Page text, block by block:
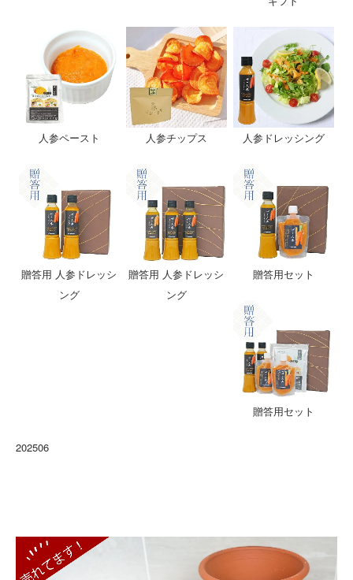
人参ペースト 人参チップス 人参ドレッシング
贈答用 人参ドレッシ
ング
贈答用 人参ドレッシ
ング
贈答用セット
贈答用セット
202506